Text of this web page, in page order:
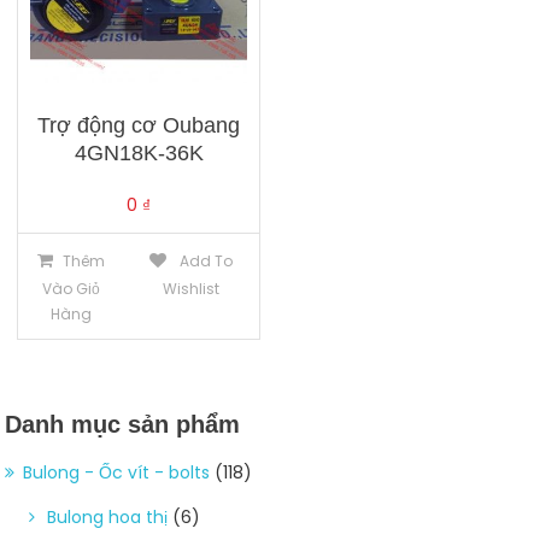
Trợ động cơ Oubang
4GN18K-36K
0 ₫
Thêm
Vào Giỏ
Hàng
Add To
Wishlist
Danh mục sản phẩm
Bulong - Ốc vít - bolts (118)
Bulong hoa thị (6)